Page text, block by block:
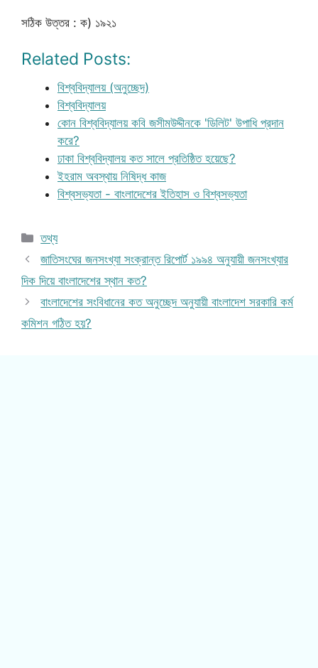
সঠিক উত্তর : ক) ১৯২১
Related Posts:
বিশ্ববিদ্যালয় (অনুচ্ছেদ)
বিশ্ববিদ্যালয়
কোন বিশ্ববিদ্যালয় কবি জসীমউদ্দীনকে 'ডিলিট' উপাধি প্রদান
করে?
ঢাকা বিশ্ববিদ্যালয় কত সালে প্রতিষ্ঠিত হয়েছে?
ইহরাম অবস্থায় নিষিদ্ধ কাজ
বিশ্বসভ্যতা - বাংলাদেশের ইতিহাস ও বিশ্বসভ্যতা
Categories
তথ্য
জাতিসংঘের জনসংখ্যা সংক্রান্ত রিপোর্ট ১৯৯৪ অনুযায়ী জনসংখ্যার
দিক দিয়ে বাংলাদেশের স্থান কত?
বাংলাদেশের সংবিধানের কত অনুচ্ছেদ অনুযায়ী বাংলাদেশ সরকারি কর্ম
কমিশন গঠিত হয়?